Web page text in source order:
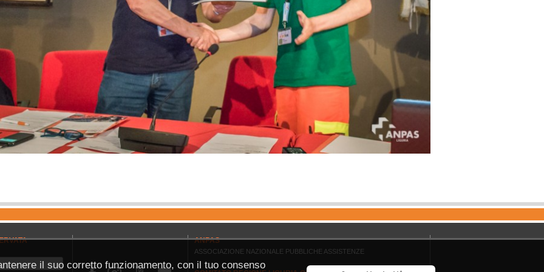
ANPAS
ASSOCIAZIONE NAZIONALE PUBBLICHE ASSISTENZE
il suo corretto funzionamento, con il tuo consenso